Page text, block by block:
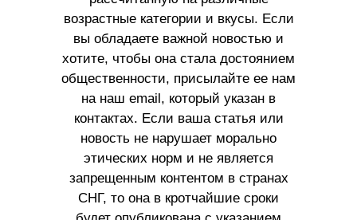
возрастные категории и вкусы. Если
вы обладаете важной новостью и
хотите, чтобы она стала достоянием
общественности, присылайте ее нам
на наш email, который указан в
контактах. Если ваша статья или
новость не нарушает морально
этических норм и не является
запрещенным контентом в странах
СНГ, то она в кротчайшие сроки